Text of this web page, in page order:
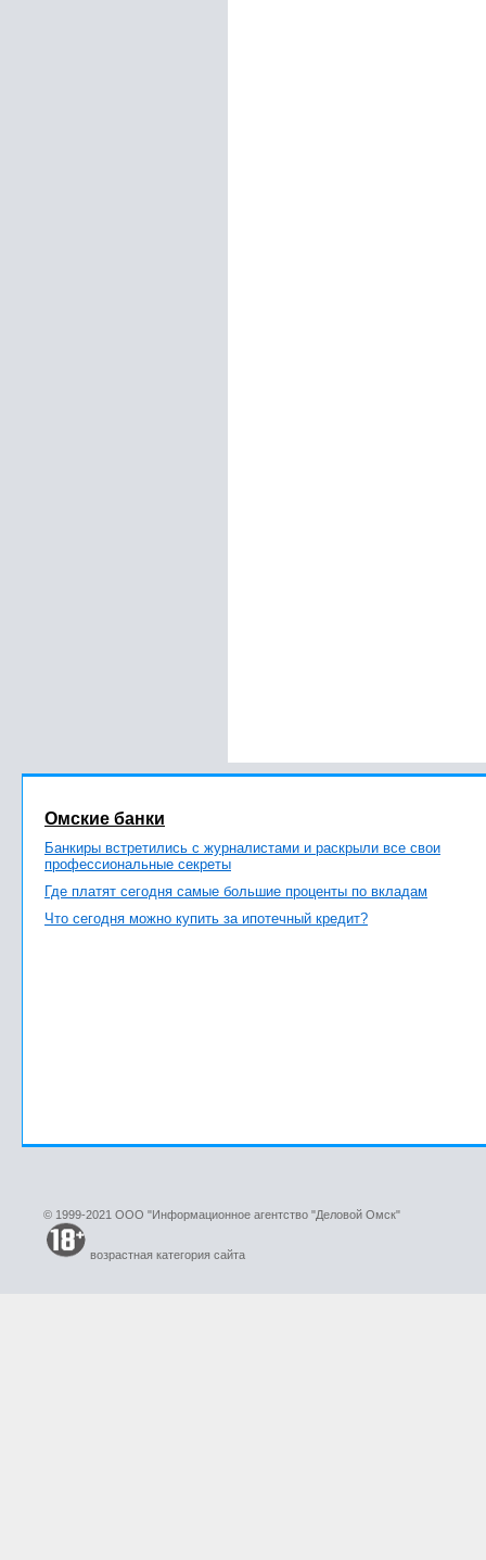
Омские банки
Банкиры встретились с журналистами и раскрыли все свои
профессиональные секреты
Где платят сегодня самые большие проценты по вкладам
Что сегодня можно купить за ипотечный кредит?
© 1999-2021 ООО "Информационное агентство "Деловой Омск"
возрастная категория сайта